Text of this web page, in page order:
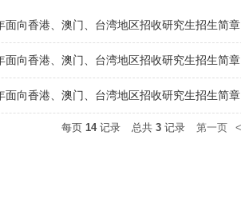
面向香港、澳门、台湾地区招收研究生招生简章
面向香港、澳门、台湾地区招收研究生招生简章
面向香港、澳门、台湾地区招收研究生招生简章
每页 14记录 总共 3 记录 第一页